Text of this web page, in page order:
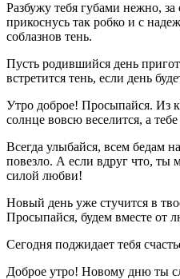
Разбужу тебя губами нежно,
прикоснусь так робко и с
соблазнов тень.
Пусть родившийся день
встретится тень, если день
Утро доброе! Просыпайся. Из
солнце вовсю веселится, а
Всегда улыбайся, всем бедам
повезло. А если вдруг что, ты
силой любви!
Новый день уже стучится в
Просыпайся, будем вместе от
Сегодня поджидает тебя
Доброе утро! Новому дню ты